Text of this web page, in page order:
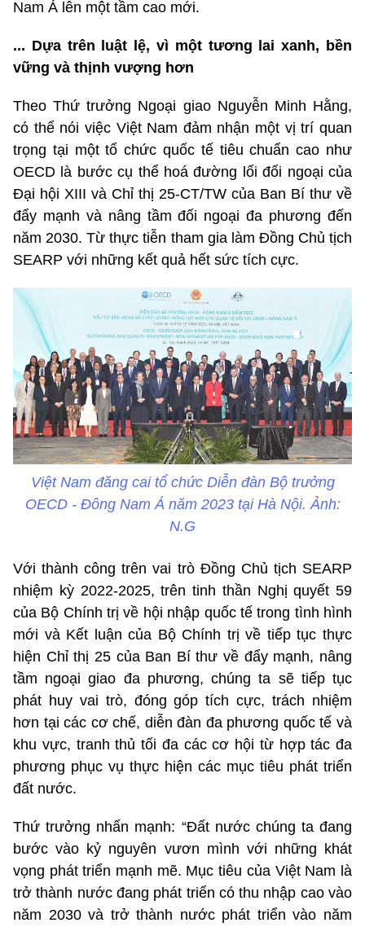
Nam Á lên một tầm cao mới.
... Dựa trên luật lệ, vì một tương lai xanh, bền
vững và thịnh vượng hơn
Theo Thứ trưởng Ngoại giao Nguyễn Minh Hằng,
có thể nói việc Việt Nam đảm nhận một vị trí quan
trọng tại một tổ chức quốc tế tiêu chuẩn cao như
OECD là bước cụ thể hoá đường lối đối ngoại của
Đại hội XIII và Chỉ thị 25-CT/TW của Ban Bí thư về
đẩy mạnh và nâng tầm đối ngoại đa phương đến
năm 2030. Từ thực tiễn tham gia làm Đồng Chủ tịch
SEARP với những kết quả hết sức tích cực.
Việt Nam đăng cai tổ chức Diễn đàn Bộ trưởng
OECD - Đông Nam Á năm 2023 tại Hà Nội. Ảnh:
N.G
Với thành công trên vai trò Đồng Chủ tịch SEARP
nhiệm kỳ 2022-2025, trên tinh thần Nghị quyết 59
của Bộ Chính trị về hội nhập quốc tế trong tình hình
mới và Kết luận của Bộ Chính trị về tiếp tục thực
hiện Chỉ thị 25 của Ban Bí thư về đẩy mạnh, nâng
tầm ngoại giao đa phương, chúng ta sẽ tiếp tục
phát huy vai trò, đóng góp tích cực, trách nhiệm
hơn tại các cơ chế, diễn đàn đa phương quốc tế và
khu vực, tranh thủ tối đa các cơ hội từ hợp tác đa
phương phục vụ thực hiện các mục tiêu phát triển
đất nước.
Thứ trưởng nhấn mạnh: “Đất nước chúng ta đang
bước vào kỷ nguyên vươn mình với những khát
vọng phát triển mạnh mẽ. Mục tiêu của Việt Nam là
trở thành nước đang phát triển có thu nhập cao vào
năm 2030 và trở thành nước phát triển vào năm